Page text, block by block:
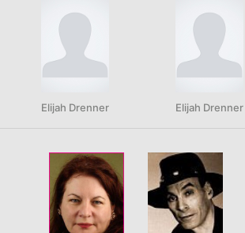
Elijah Drenner Elijah Drenner